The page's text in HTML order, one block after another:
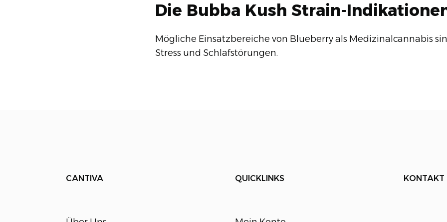
Die Bubba Kush Strain-
Mögliche Einsatzbereiche von Blueberry als Medizinalcannabis
Stress und Schlafstörungen.
CANTIVA QUICKLINKS KONTAKT